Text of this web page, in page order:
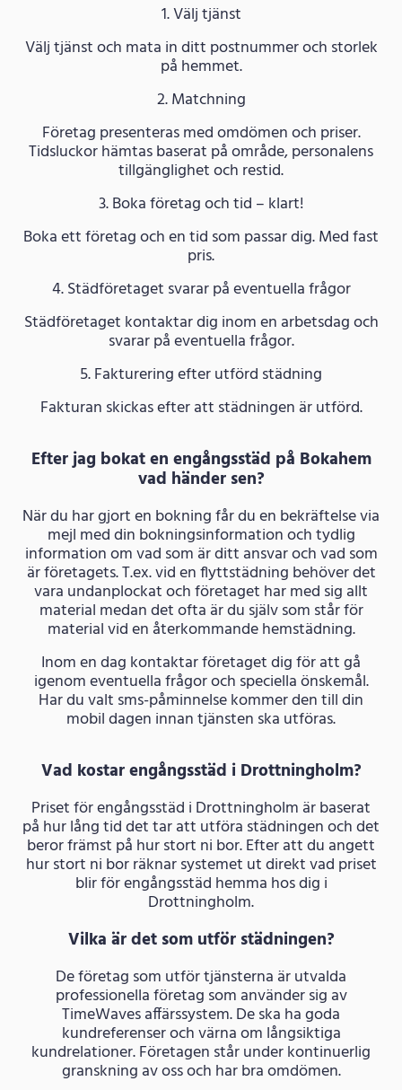
1. Välj tjänst
Välj tjänst och mata in ditt postnummer och storlek
på hemmet.
2. Matchning
Företag presenteras med omdömen och priser.
Tidsluckor hämtas baserat på område, personalens
tillgänglighet och restid.
3. Boka företag och tid – klart!
Boka ett företag och en tid som passar dig. Med fast
pris.
4. Städföretaget svarar på eventuella frågor
Städföretaget kontaktar dig inom en arbetsdag och
svarar på eventuella frågor.
5. Fakturering efter utförd städning
Fakturan skickas efter att städningen är utförd.
Efter jag bokat en engångsstäd på Bokahem
vad händer sen?
När du har gjort en bokning får du en bekräftelse via
mejl med din bokningsinformation och tydlig
information om vad som är ditt ansvar och vad som
är företagets. T.ex. vid en flyttstädning behöver det
vara undanplockat och företaget har med sig allt
material medan det ofta är du själv som står för
material vid en återkommande hemstädning.
Inom en dag kontaktar företaget dig för att gå
igenom eventuella frågor och speciella önskemål.
Har du valt sms-påminnelse kommer den till din
mobil dagen innan tjänsten ska utföras.
Vad kostar engångsstäd i Drottningholm?
Priset för engångsstäd i Drottningholm är baserat
på hur lång tid det tar att utföra städningen och det
beror främst på hur stort ni bor. Efter att du angett
hur stort ni bor räknar systemet ut direkt vad priset
blir för engångsstäd hemma hos dig i
Drottningholm.
Vilka är det som utför städningen?
De företag som utför tjänsterna är utvalda
professionella företag som använder sig av
TimeWaves affärssystem. De ska ha goda
kundreferenser och värna om långsiktiga
kundrelationer. Företagen står under kontinuerlig
granskning av oss och har bra omdömen.